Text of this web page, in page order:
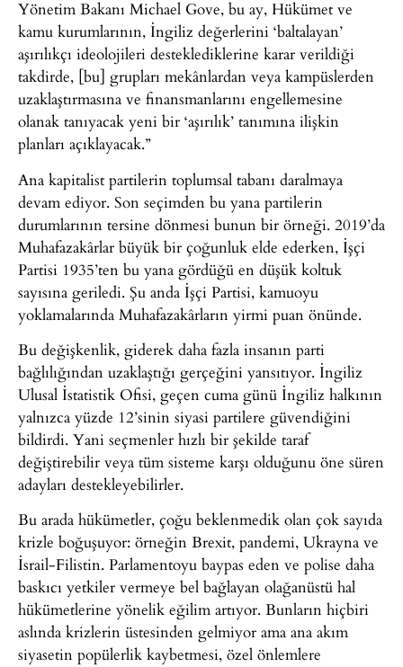
Yönetim Bakanı Michael Gove, bu ay, Hükümet ve
kamu kurumlarının, İngiliz değerlerini ‘baltalayan’
aşırılıkçı ideolojileri desteklediklerine karar verildiği
takdirde, [bu] grupları mekânlardan veya kampüslerden
uzaklaştırmasına ve finansmanlarını engellemesine
olanak tanıyacak yeni bir ‘aşırılık’ tanımına ilişkin
planları açıklayacak.”
Ana kapitalist partilerin toplumsal tabanı daralmaya
devam ediyor. Son seçimden bu yana partilerin
durumlarının tersine dönmesi bunun bir örneği. 2019’da
Muhafazakârlar büyük bir çoğunluk elde ederken, İşçi
Partisi 1935’ten bu yana gördüğü en düşük koltuk
sayısına geriledi. Şu anda İşçi Partisi, kamuoyu
yoklamalarında Muhafazakârların yirmi puan önünde.
Bu değişkenlik, giderek daha fazla insanın parti
bağlılığından uzaklaştığı gerçeğini yansıtıyor. İngiliz
Ulusal İstatistik Ofisi, geçen cuma günü İngiliz halkının
yalnızca yüzde 12’sinin siyasi partilere güvendiğini
bildirdi. Yani seçmenler hızlı bir şekilde taraf
değiştirebilir veya tüm sisteme karşı olduğunu öne süren
adayları destekleyebilirler.
Bu arada hükümetler, çoğu beklenmedik olan çok sayıda
krizle boğuşuyor: örneğin Brexit, pandemi, Ukrayna ve
İsrail-Filistin. Parlamentoyu baypas eden ve polise daha
baskıcı yetkiler vermeye bel bağlayan olağanüstü hal
hükümetlerine yönelik eğilim artıyor. Bunların hiçbiri
aslında krizlerin üstesinden gelmiyor ama ana akım
siyasetin popülerlik kaybetmesi, özel önlemlere